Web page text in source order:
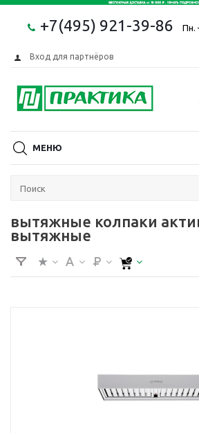
+7(495) 921-39-86 Пн.
Вход для партнёров
МЕНЮ
вытяжные колпаки
вытяжные